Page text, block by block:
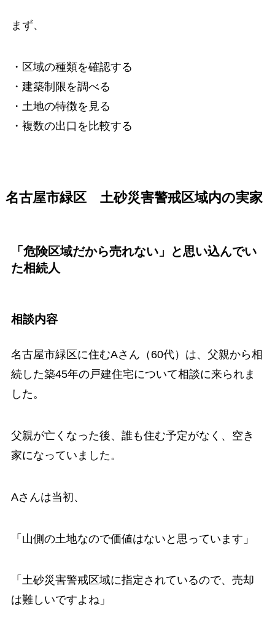
まず、
・区域の種類を確認する
・建築制限を調べる
・土地の特徴を見る
・複数の出口を比較する
名古屋市緑区 土砂災害警戒区域内の実家
「危険区域だから売れない」と思い込んでい
た相続人
相談内容
名古屋市緑区に住むAさん（60代）は、父親から相
続した築45年の戸建住宅について相談に来られま
した。
父親が亡くなった後、誰も住む予定がなく、空き
家になっていました。
Aさんは当初、
「山側の土地なので価値はないと思っています」
「土砂災害警戒区域に指定されているので、売却
は難しいですよね」